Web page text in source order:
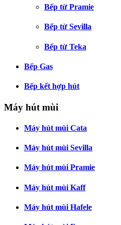
Bếp từ Pramie
Bếp từ Sevilla
Bếp từ Teka
Bếp Gas
Bếp kết hợp hút
Máy hút mùi
Máy hút mùi Cata
Máy hút mùi Sevilla
Máy hút mùi Pramie
Máy hút mùi Kaff
Máy hút mùi Hafele